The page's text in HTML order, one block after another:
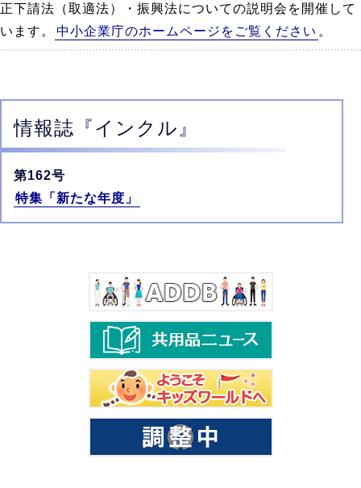
正下請法（取適法）・振興法についての説明会を開催して
います。
中小企業庁のホームページをご覧ください 。
情報誌 『インクル』
第162号
特集「新たな年度」